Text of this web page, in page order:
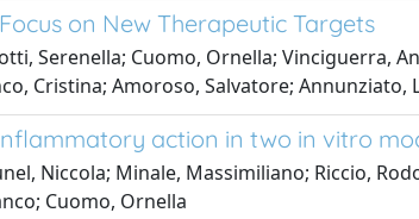
on New Therapeutic Targets
Serenella; Cuomo, Ornella; Vinciguerra,
Cristina; Amoroso, Salvatore; Annunziato,
action in two in vitro
Niccola; Minale, Massimiliano; Riccio,
Cuomo, Ornella